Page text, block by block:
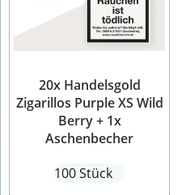
20x Handelsgold
Zigarillos Purple XS Wild
Berry + 1x
Aschenbecher
100 Stück